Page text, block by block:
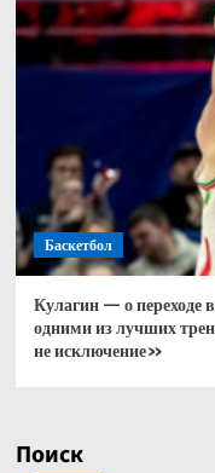
Баскетбол
Кулагин — о переходе
одними из лучших
не исключение»
Поиск